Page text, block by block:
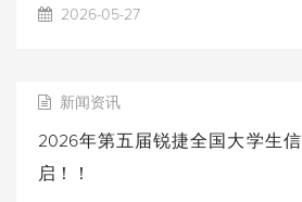
2026-05-27
新闻资讯
2026年第五届锐捷全国大学生
启！！